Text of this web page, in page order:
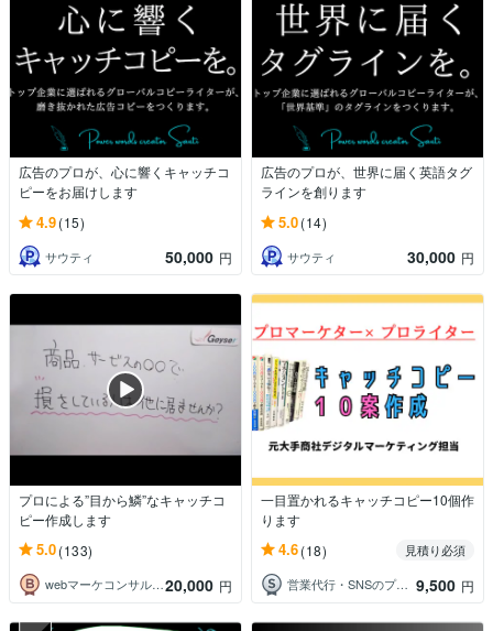
広告のプロが、心に響くキャッチコ
ピーをお届けします
4.9(15)
サウティ 50,000 円
広告のプロが、世界に届く英語タグ
ラインを創ります
5.0(14)
サウティ 30,000 円
プロによる”目から鱗”なキャッチコ
ピー作成します
5.0(133)
webマーケコンサルタント 若林 潤20,000 円
一目置かれるキャッチコピー10個作
ります
4.6(18)
見積り必須
営業代行・SNSのプロ 〜コアタクト〜 9,500 円